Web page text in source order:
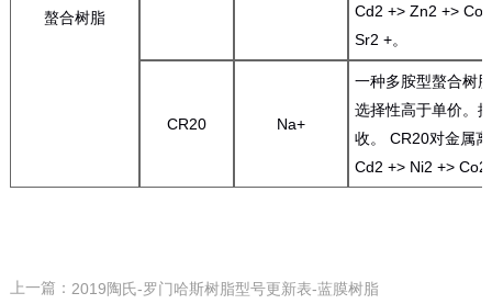
螯合树脂
Cd2 +> Zn2 +>
Sr2 +。
CR20 Na+
一种多胺型螯合树
选择性高于单价。
收。 CR20对金属
Cd2 +> Ni2 +>
上一篇： 2019陶氏-罗门哈斯树脂型号更新表-蓝膜树脂